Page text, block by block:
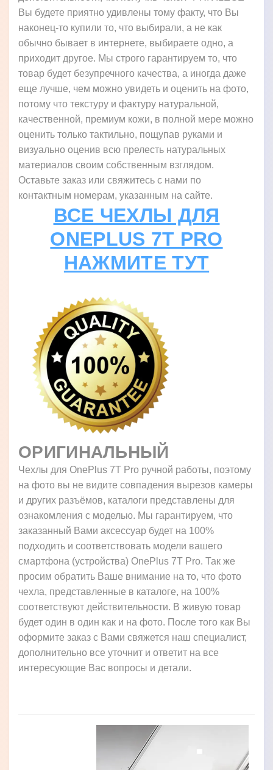
Вы будете приятно удивлены тому факту, что Вы
наконец-то купили то, что выбирали, а не как
обычно бывает в интернете, выбираете одно, а
приходит другое. Мы строго гарантируем то, что
товар будет безупречного качества, а иногда даже
еще лучше, чем можно увидеть и оценить на фото,
потому что текстуру и фактуру натуральной,
качественной, премиум кожи, в полной мере можно
оценить только тактильно, пощупав руками и
визуально оценив всю прелесть натуральных
материалов своим собственным взглядом.
Оставьте заказ или свяжитесь с нами по
контактным номерам, указанным на сайте.
ВСЕ ЧЕХЛЫ ДЛЯ
ONEPLUS 7T PRO
НАЖМИТЕ ТУТ
ОРИГИНАЛЬНЫЙ
Чехлы для OnePlus 7T Pro ручной работы, поэтому
на фото вы не видите совпадения вырезов камеры
и других разъёмов, каталоги представлены для
ознакомления с моделью. Мы гарантируем, что
заказанный Вами аксессуар будет на 100%
подходить и соответствовать модели вашего
смартфона (устройства) OnePlus 7T Pro. Так же
просим обратить Ваше внимание на то, что фото
чехла, представленные в каталоге, на 100%
соответствуют действительности. В живую товар
будет один в один как и на фото. После того как Вы
оформите заказ с Вами свяжется наш специалист,
дополнительно все уточнит и ответит на все
интересующие Вас вопросы и детали.